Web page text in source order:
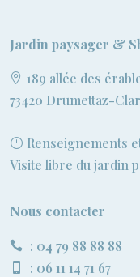
Jardin paysager &
189 allée des
73420 Drumettaz-
Renseignements
Visite libre du jardin
Nous contacter
: 04 79 88 88 88
: 06 11 14 71 67